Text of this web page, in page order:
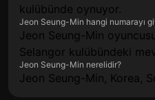
kulübünde oynuyor.
Jeon Seung-Min hangi numarayı
Jeon Seung-Min
Selangor kulübündeki
Jeon Seung-Min nerelidir?
Jeon Seung-Min, Korea,